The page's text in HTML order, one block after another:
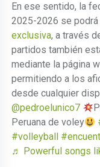
En ese sentido, la
2025-2026 se
exclusiva, a través
partidos también
mediante la página
permitiendo a los
desde cualquier
@pedroelunico7
Peruana de voley
#volleyball
♬ Powerful songs